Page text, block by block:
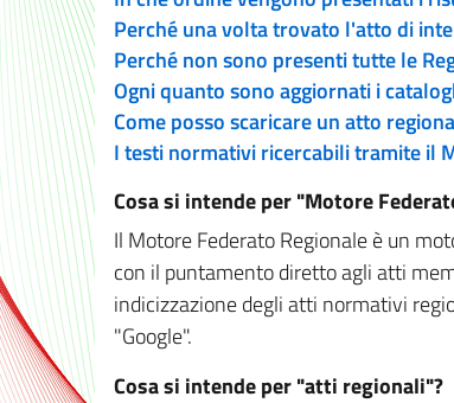
Perché una volta trovato l'atto di
Perché non sono presenti tutte le
Ogni quanto sono aggiornati i
Come posso scaricare un atto
I testi normativi ricercabili tramite il
Cosa si intende per "Motore
Il Motore Federato Regionale è un
con il puntamento diretto agli atti
indicizzazione degli atti normativi
"Google".
Cosa si intende per "atti regionali"?